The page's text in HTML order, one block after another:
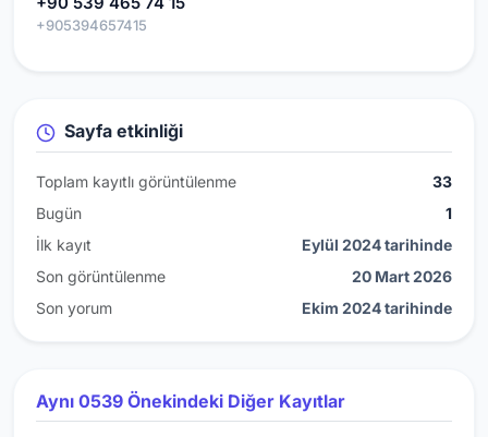
+905394657415
Sayfa etkinliği
Toplam kayıtlı görüntülenme
33
Bugün
1
İlk kayıt
Eylül 2024 tarihinde
Son görüntülenme
20 Mart 2026
Son yorum
Ekim 2024 tarihinde
Aynı 0539 Önekindeki Diğer Kayıtlar